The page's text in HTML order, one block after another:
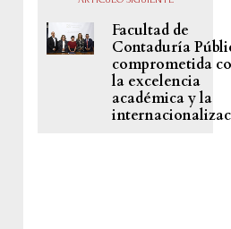
Facultad de
Contaduría
comprometida
la excelencia
académica y la